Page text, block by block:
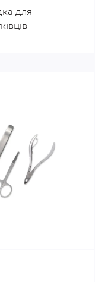
для